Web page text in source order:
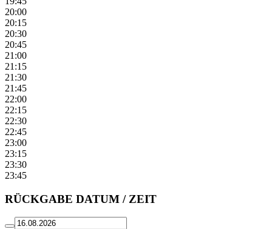
20:00
20:15
20:30
20:45
21:00
21:15
21:30
21:45
22:00
22:15
22:30
22:45
23:00
23:15
23:30
23:45
RÜCKGABE DATUM / ZEIT